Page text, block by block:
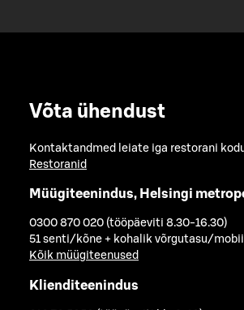
Võta ühendust
Kontaktandmed leiate iga restorani
Restoranid
Müügiteenindus, Helsingi
0300 870 020 (tööpäeviti 8.30-16.30)
51 senti/kõne + kohalik võrgutasu/
Kõik müügiteenused
Klienditeenindus